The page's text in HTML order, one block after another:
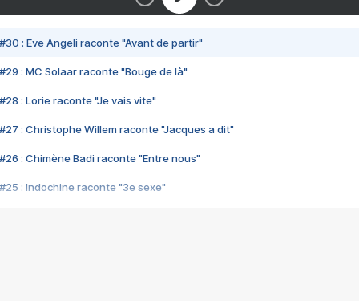
#30 : Eve Angeli raconte "Avant de partir"
#29 : MC Solaar raconte "Bouge de là"
#28 : Lorie raconte "Je vais vite"
#27 : Christophe Willem raconte "Jacques a dit"
#26 : Chimène Badi raconte "Entre nous"
#25 : Indochine raconte "3e sexe"